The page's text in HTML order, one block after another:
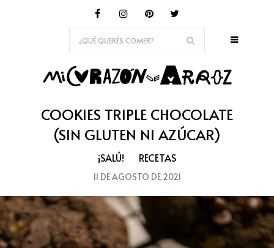
COOKIES TRIPLE CHOCOLATE
(SIN GLUTEN NI AZÚCAR)
¡SALÚ! RECETAS
11 DE AGOSTO DE 2021